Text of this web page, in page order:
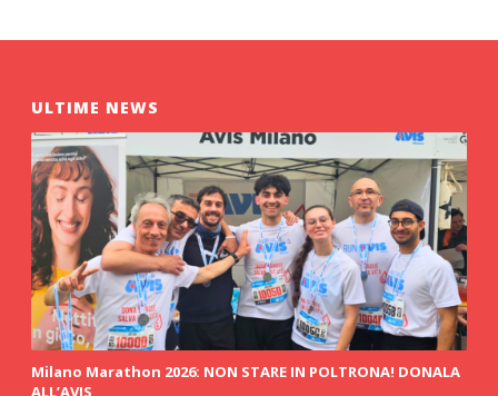
ULTIME NEWS
Milano Marathon 2026: NON STARE IN POLTRONA! DONALA
ALL’AVIS